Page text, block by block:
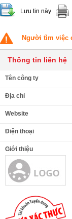
Lưu tin này
Người tìm việc
Thông tin liên hệ
Tên công ty
Địa chỉ
Website
Điện thoại
Giới thiệu